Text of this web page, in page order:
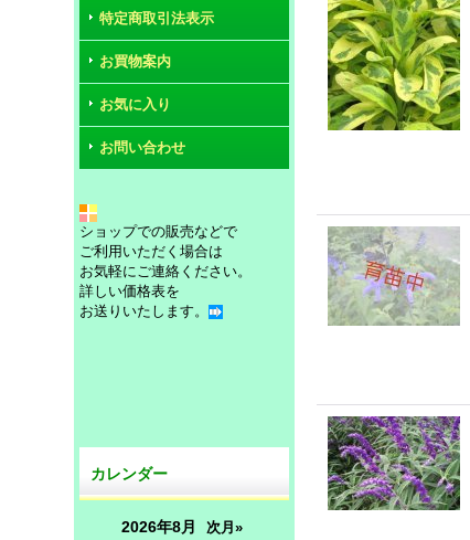
特定商取引法表示
お買物案内
お気に入り
お問い合わせ
ショップでの販売などで
ご利用いただく場合は
お気軽にご連絡ください。
詳しい価格表を
お送りいたします。
カレンダー
2026年8月 次月»